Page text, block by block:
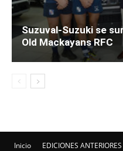
Suzuval-Suzuki se
Old Mackayans RFC
Inicio EDICIONES ANTERIORES